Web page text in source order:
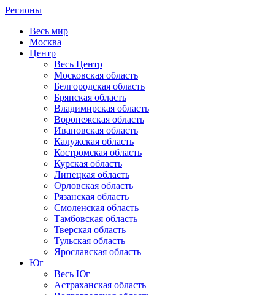
Регионы
Весь мир
Москва
Центр
Весь Центр
Московская область
Белгородская область
Брянская область
Владимирская область
Воронежская область
Ивановская область
Калужская область
Костромская область
Курская область
Липецкая область
Орловская область
Рязанская область
Смоленская область
Тамбовская область
Тверская область
Тульская область
Ярославская область
Юг
Весь Юг
Астраханская область